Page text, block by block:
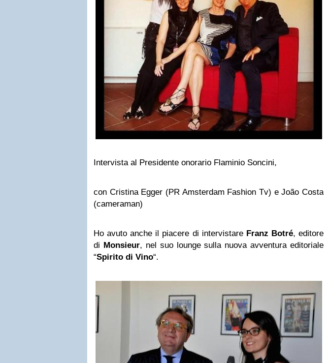
Intervista al Presidente onorario Flaminio Soncini,
con Cristina Egger (PR Amsterdam Fashion Tv) e João Costa
(cameraman)
Ho avuto anche il piacere di intervistare Franz Botré, editore
di Monsieur, nel suo lounge sulla nuova avventura editoriale
“Spirito di Vino“.